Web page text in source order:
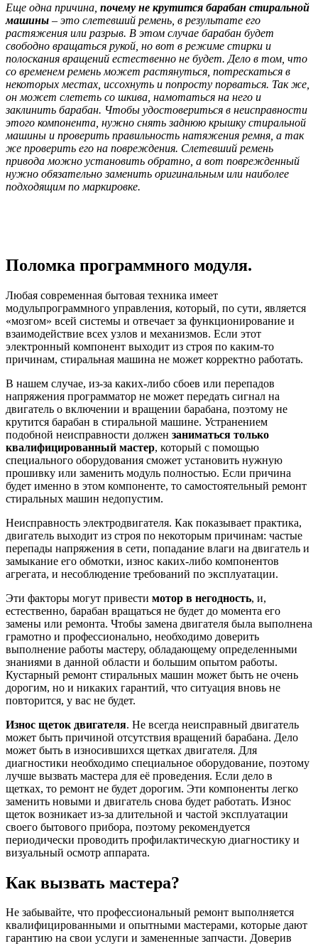
Еще одна причина, почему не крутится барабан стиральной
машины – это слетевший ремень, в результате его
растяжения или разрыв. В этом случае барабан будет
свободно вращаться рукой, но вот в режиме стирки и
полоскания вращений естественно не будет. Дело в том, что
со временем ремень может растянуться, потрескаться в
некоторых местах, иссохнуть и попросту порваться. Так же,
он может слететь со шкива, намотаться на него и
заклинить барабан. Чтобы удостовериться в неисправности
этого компонента, нужно снять заднюю крышку стиральной
машины и проверить правильность натяжения ремня, а так
же проверить его на повреждения. Слетевший ремень
привода можно установить обратно, а вот поврежденный
нужно обязательно заменить оригинальным или наиболее
подходящим по маркировке.
Поломка программного модуля.
Любая современная бытовая техника имеет
модульпрограммного управления, который, по сути, является
«мозгом» всей системы и отвечает за функционирование и
взаимодействие всех узлов и механизмов. Если этот
электронный компонент выходит из строя по каким-то
причинам, стиральная машина не может корректно работать.
В нашем случае, из-за каких-либо сбоев или перепадов
напряжения программатор не может передать сигнал на
двигатель о включении и вращении барабана, поэтому не
крутится барабан в стиральной машине. Устранением
подобной неисправности должен заниматься только
квалифицированный мастер, который с помощью
специального оборудования сможет установить нужную
прошивку или заменить модуль полностью. Если причина
будет именно в этом компоненте, то самостоятельный ремонт
стиральных машин недопустим.
Неисправность электродвигателя. Как показывает практика,
двигатель выходит из строя по некоторым причинам: частые
перепады напряжения в сети, попадание влаги на двигатель и
замыкание его обмотки, износ каких-либо компонентов
агрегата, и несоблюдение требований по эксплуатации.
Эти факторы могут привести мотор в негодность, и,
естественно, барабан вращаться не будет до момента его
замены или ремонта. Чтобы замена двигателя была выполнена
грамотно и профессионально, необходимо доверить
выполнение работы мастеру, обладающему определенными
знаниями в данной области и большим опытом работы.
Кустарный ремонт стиральных машин может быть не очень
дорогим, но и никаких гарантий, что ситуация вновь не
повторится, у вас не будет.
Износ щеток двигателя. Не всегда неисправный двигатель
может быть причиной отсутствия вращений барабана. Дело
может быть в износившихся щетках двигателя. Для
диагностики необходимо специальное оборудование, поэтому
лучше вызвать мастера для её проведения. Если дело в
щетках, то ремонт не будет дорогим. Эти компоненты легко
заменить новыми и двигатель снова будет работать. Износ
щеток возникает из-за длительной и частой эксплуатации
своего бытового прибора, поэтому рекомендуется
периодически проводить профилактическую диагностику и
визуальный осмотр аппарата.
Как вызвать мастера?
Не забывайте, что профессиональный ремонт выполняется
квалифицированными и опытными мастерами, которые дают
гарантию на свои услуги и замененные запчасти. Доверив